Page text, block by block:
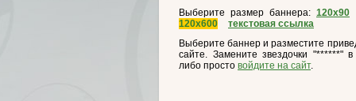
Выберите размер баннера: 120x90
120x600
текстовая ссылка
Выберите баннер и разместите
сайте. Замените звездочки "******"
либо просто войдите на сайт.